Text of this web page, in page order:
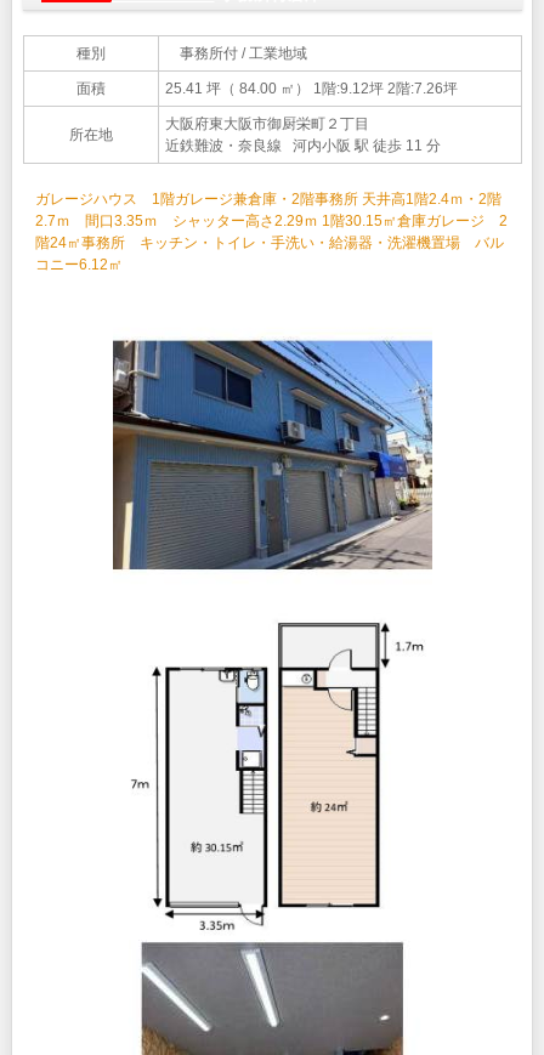
種別 事務所付 / 工業地域
面積 25.41 坪（ 84.00 ㎡） 1階:9.12坪 2階:7.26坪
所在地
大阪府東大阪市御厨栄町２丁目
近鉄難波・奈良線 河内小阪 駅 徒歩 11 分
ガレージハウス 1階ガレージ兼倉庫・2階事務所 天井高1階2.4ｍ・2階
2.7ｍ 間口3.35ｍ シャッター高さ2.29ｍ 1階30.15㎡倉庫ガレージ 2
階24㎡事務所 キッチン・トイレ・手洗い・給湯器・洗濯機置場 バル
コニー6.12㎡